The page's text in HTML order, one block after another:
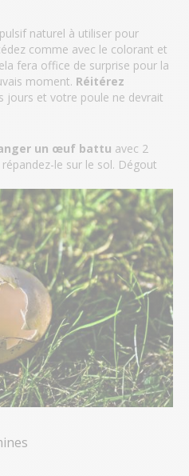
naturel à utiliser pour
comme avec le colorant et
fera office de surprise pour la
moment. Réitérez
jours et votre poule ne devrait
un œuf battu avec 2
le sur le sol. Dégout